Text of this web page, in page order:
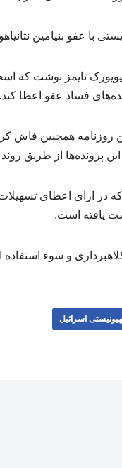
با عفو بنیامین
تایمز نوشت که
فساد عفو اعطا کند.
روزنامه همچنین فاش
پرونده‌ها از طریق
«۴۰۰۰» به این متهم است که در
یافته است.
و سوء
اسرائیل